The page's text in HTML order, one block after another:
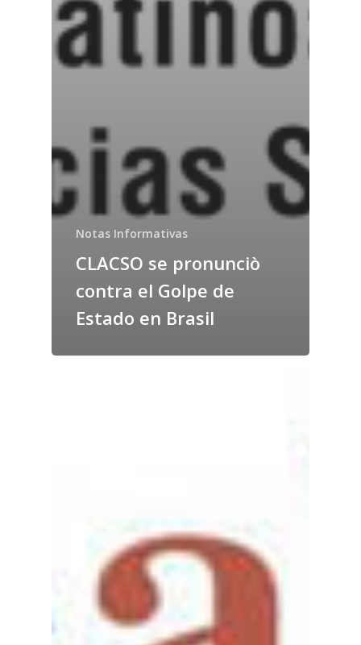
Notas Informativas
CLACSO se pronunciò
contra el Golpe de
Estado en Brasil